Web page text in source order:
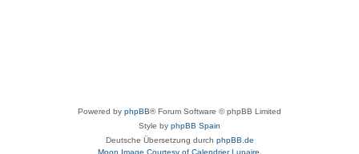
Powered by phpBB® Forum Software © phpBB Limited
Style by phpBB Spain
Deutsche Übersetzung durch phpBB.de